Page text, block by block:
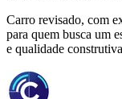
Carro revisado, com
para quem busca um
e qualidade